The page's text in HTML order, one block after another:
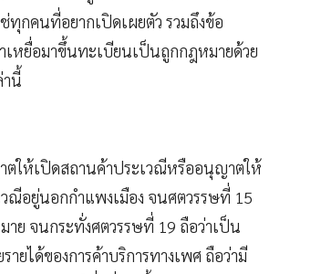
กคนที่อยากเปิดเผยตัว รวมถึงข้อ
หยื่อมาขึ้นทะเบียนเป็นถูกกฎหมายด้วย
นี้
ตให้เปิดสถานค้าประเวณีหรืออนุญาตให้
ณีอยู่นอกกำแพงเมือง จนศตวรรษที่ 15
ย จนกระทั่งศตวรรษที่ 19 ถือว่าเป็น
ยได้ของการค้าบริการทางเพศ ถือว่ามี